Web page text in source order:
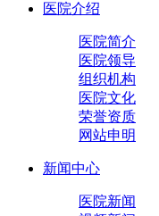
医院介绍
医院简介
医院领导
组织机构
医院文化
荣誉资质
网站申明
新闻中心
医院新闻